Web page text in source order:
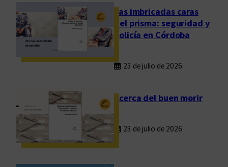
o
v
i
t
o
Las imbricadas caras
del prisma: seguridad y
policía en Córdoba
23 de julio de 2026
Acerca del buen morir
23 de julio de 2026